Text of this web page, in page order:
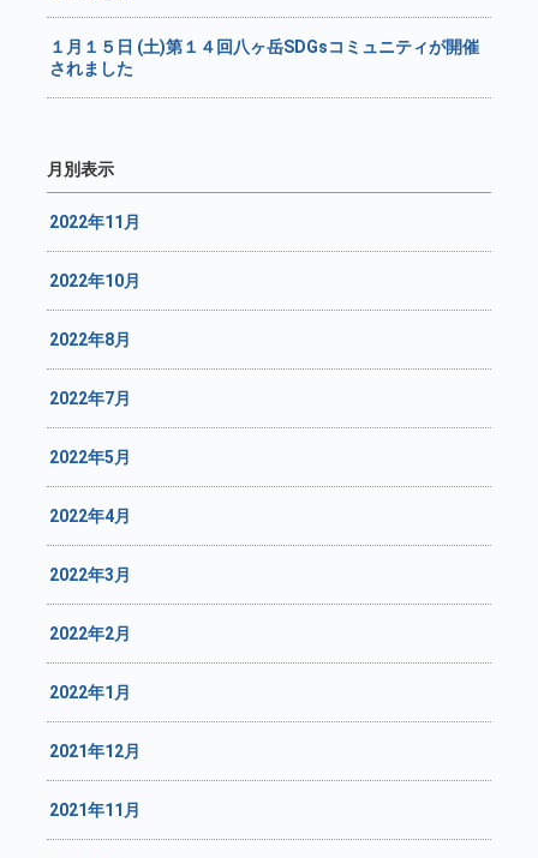
１月１５日 (土)第１４回八ヶ岳SDGsコミュニティが開催
されました
月別表示
2022年11月
2022年10月
2022年8月
2022年7月
2022年5月
2022年4月
2022年3月
2022年2月
2022年1月
2021年12月
2021年11月